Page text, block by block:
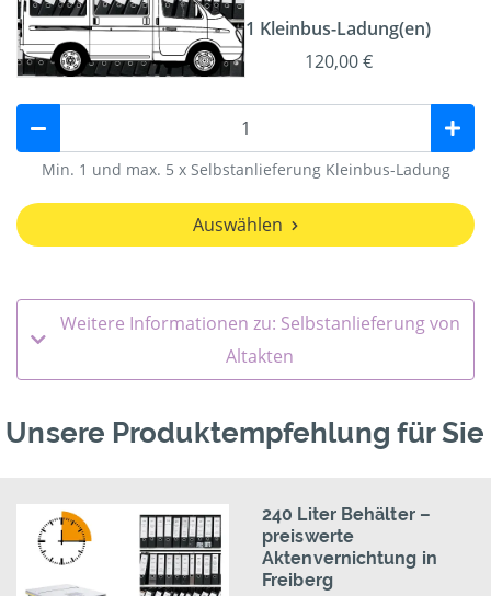
1 Kleinbus-Ladung(en)
120,00 €
Min. 1 und max. 5 x Selbstanlieferung Kleinbus-Ladung
Auswählen
Weitere Informationen zu: Selbstanlieferung von
Altakten
Unsere Produktempfehlung für Sie
240 Liter Behälter –
preiswerte
Aktenvernichtung in
Freiberg